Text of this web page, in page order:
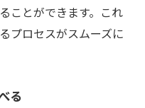
ことができます。これ
プロセスがスムーズに
る